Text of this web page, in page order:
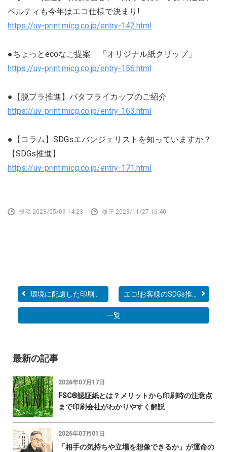
ベルティも今年はエコ仕様で決まり!
https://uv-print.micg.co.jp/entry-142.html
●ちょっとecoなご提案 「オリジナル紙クリップ」
https://uv-print.micg.co.jp/entry-156.html
●【脱プラ推進】バタフライカップのご紹介
https://uv-print.micg.co.jp/entry-163.html
●【コラム】SDGsエバンジェリストを知っていますか？
【SDGs推進】
https://uv-print.micg.co.jp/entry-171.html
投稿 2023/05/09 14:23 修正 2023/11/27 16:40
環境に配慮した印刷物に入... エコ!お客様のSDGs推進を...
一覧
最新の記事
2026年07月17日
FSC®認証紙とは？メリットから印刷時の注意点
まで印刷会社がわかりやすく解説
2026年07月01日
「相手の気持ちや立場を想像できるか」が運命の